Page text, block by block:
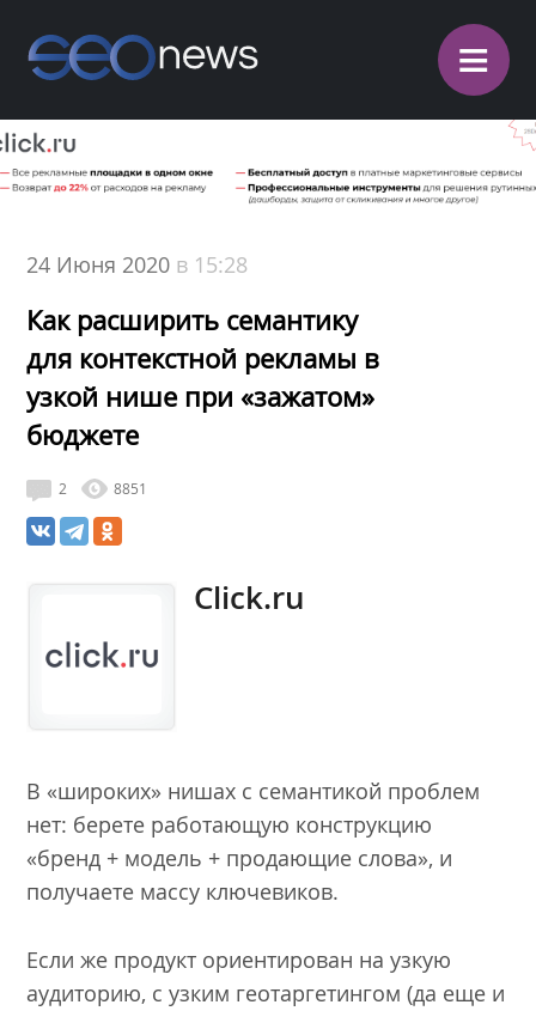
≡
24 Июня 2020 в 15:28
Как расширить семантику
для контекстной рекламы в
узкой нише при «зажатом»
бюджете
2 8851
Click.ru
В «широких» нишах с семантикой проблем
нет: берете работающую конструкцию
«бренд + модель + продающие слова», и
получаете массу ключевиков.
Если же продукт ориентирован на узкую
аудиторию, с узким геотаргетингом (да еще и